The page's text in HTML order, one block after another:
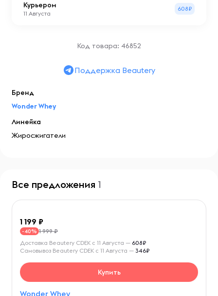
Курьером
11 Августа
608₽
Код товара: 46852
Поддержка Beautery
Бренд
Wonder Whey
Линейка
Жиросжигатели
Все предложения 1
1 199
-40% 1 999 ₽
Wonder Whey
Доставка Beautery CDEK с 11 Августа — 608₽
Самовывоз Beautery CDEK с 11 Августа — 346₽
Купить